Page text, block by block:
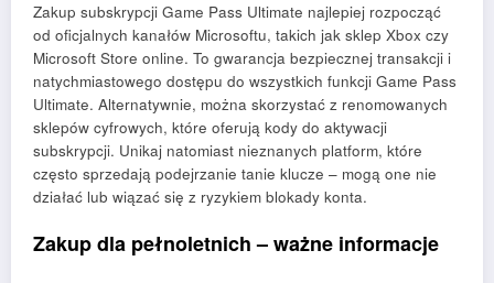
Zakup subskrypcji Game Pass Ultimate najlepiej rozpocząć
od oficjalnych kanałów Microsoftu, takich jak sklep Xbox czy
Microsoft Store online. To gwarancja bezpiecznej transakcji i
natychmiastowego dostępu do wszystkich funkcji Game Pass
Ultimate. Alternatywnie, można skorzystać z renomowanych
sklepów cyfrowych, które oferują kody do aktywacji
subskrypcji. Unikaj natomiast nieznanych platform, które
często sprzedają podejrzanie tanie klucze – mogą one nie
działać lub wiązać się z ryzykiem blokady konta.
Zakup dla pełnoletnich – ważne informacje